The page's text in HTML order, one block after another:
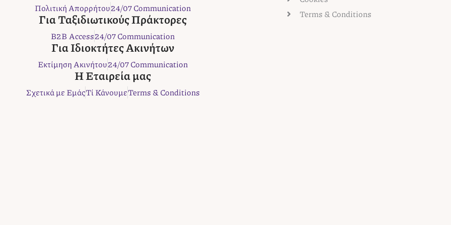
e
b
o
o
k
t
t
e
r
t
a
g
r
a
m
t
e
r
e
s
t
e
r
Πολιτική Απορρήτου24/07 Communication
Για Ταξιδιωτικούς Πράκτορες
B2B Access24/07 Communication
Για Ιδιοκτήτες Ακινήτων
Εκτίμηση Ακινήτου24/07 Communication
Η Εταιρεία μας
Σχετικά με ΕμάςΤί ΚάνουμεTerms & Conditions
Terms & Conditions